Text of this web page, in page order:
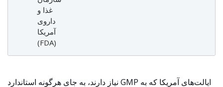
غذا و
داروی
آمریکا
(FDA)
ایالت‌های آمریکا که به GMP نیاز دارند، به جای هرگونه استاندارد